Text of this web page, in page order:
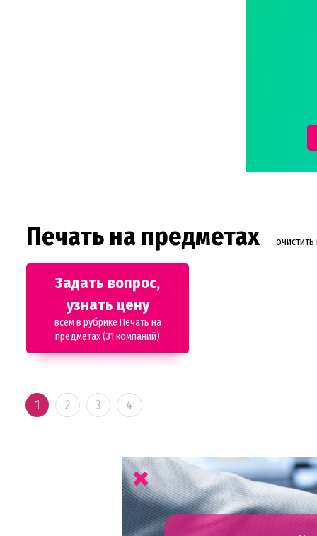
Печать на предметах очистить
Задать вопрос,
узнать цену
всем в рубрике Печать на
предметах (31 компаний)
1 2 3 4